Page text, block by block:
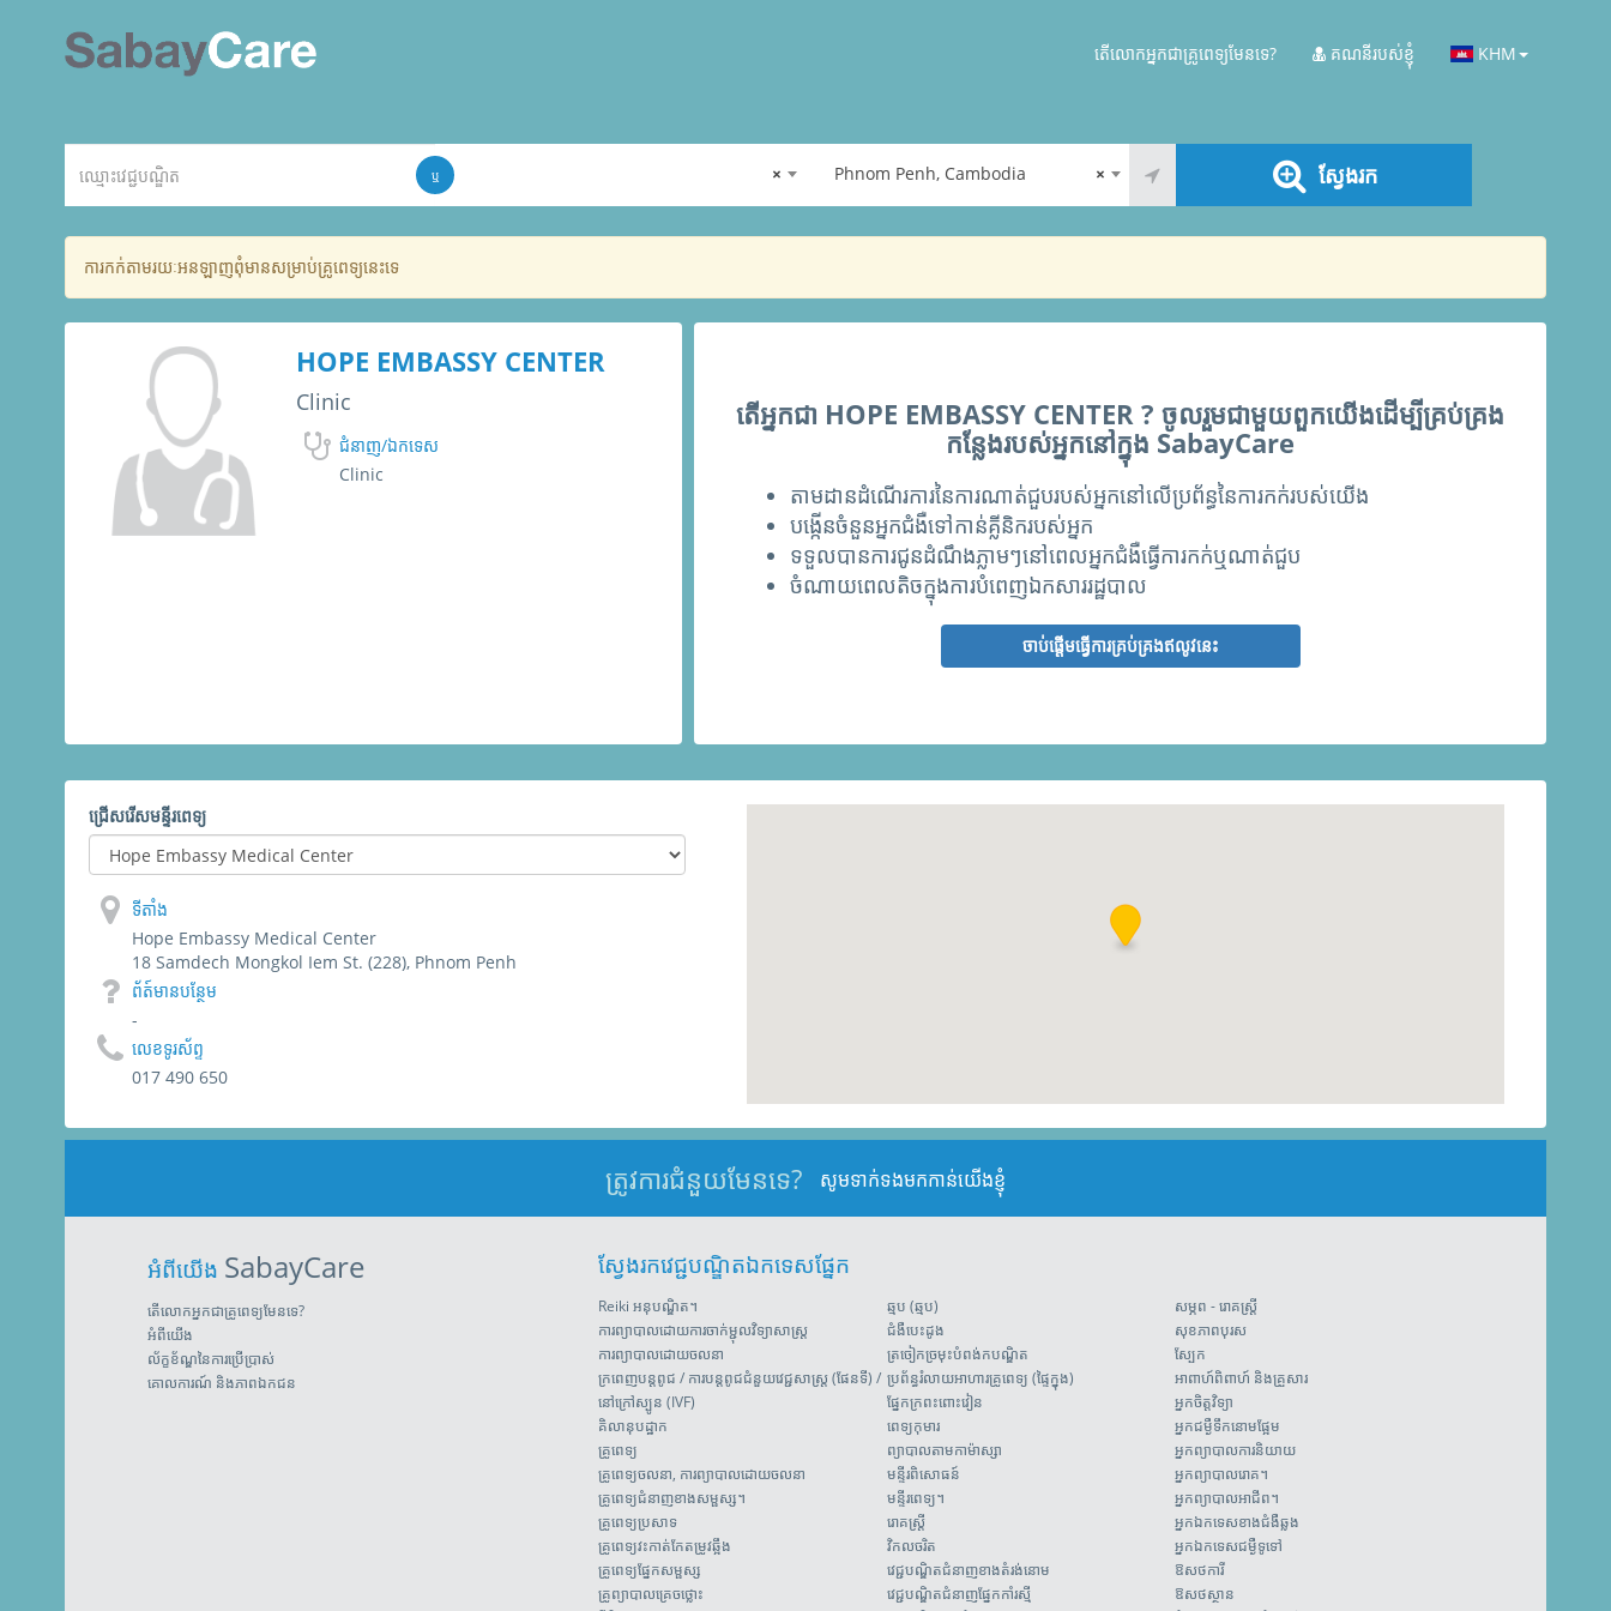
តើលោកអ្នកជាគ្រូពេទ្យមែនទេ? គណនីរបស់ខ្ញុំ KHM
× ×
Phnom Penh, Cambodia ស្វែងរក
ឬ
ការកក់តាមរយៈអនឡាញពុំមានសម្រាប់គ្រូពេទ្យនេះទេ
HOPE EMBASSY CENTER
Clinic
ជំនាញ/ឯកទេស
Clinic
តើអ្នកជា HOPE EMBASSY CENTER ? ចូលរួមជាមួយពួកយើងដើម្បីគ្រប់គ្រង
កន្លែងរបស់អ្នកនៅក្នុង SabayCare
តាមដានដំណើរការនៃការណាត់ជួបរបស់អ្នកនៅលើប្រព័ន្ធនៃការកក់របស់យើង
បង្កើនចំនួ​នអ្នកជំងឺទៅកាន់គ្លីនិករបស់អ្នក
ទទួលបានការជូនដំណឹងភ្លាមៗនៅពេលអ្នកជំងឺធ្វើការកក់ឬណាត់ជួប
ចំណាយពេលតិចក្នុងការបំពេញឯកសាររដ្ឋបាល
ចាប់ផ្ដើមធ្វើការគ្រប់គ្រងឥលូវនេះ
ជ្រើសរើសមន្ទីរពេទ្យ
ទីតាំង
Hope Embassy Medical Center
18 Samdech Mongkol Iem St. (228), Phnom Penh
ព័​ត៍​មាន​បន្ថែម
-
លេខទូរស័ព្ទ
017 490 650
ត្រូវការជំនួយមែនទេ? សូមទាក់ទងមកកាន់យើងខ្ញុំ
អំពីយើង SabayCare
តើលោកអ្នកជាគ្រូពេទ្យមែនទេ?
អំពីយើង
ល័ក្ខខ័ណ្ឌនៃការប្រើប្រាស់
គោលការណ៍ និងភាពឯកជន
ស្វែងរកវេជ្ជបណ្ឌិតឯកទេសផ្នែក
Reiki អនុបណ្ឌិត។
ការព្យាបាលដោយការចាក់ម្ជុលវិទ្យាសាស្រ្ត
ការព្យាបាលដោយចលនា
ក្រពេញបន្តពូជ / ការបន្តពូជជំនួយវេជ្ជសាស្រ្ត (ផែនទី) /
នៅក្រៅស្បូន (IVF)
គិលានុបដ្ឋាក
គ្រូពេទ្យ
គ្រូពេទ្យចលនា, ការព្យាបាលដោយចលនា
គ្រូពេទ្យជំនាញខាងសម្ផស្ស។
គ្រូពេទ្យប្រសាទ
គ្រូពេទ្យវះកាត់កែតម្រូវឆ្អឹង
គ្រូពេទ្យ​ផ្នែកសម្ផស្ស
គ្រូព្យាបាលគ្រេចថ្លោះ
ឆ្មប (ឆ្មប)
ជំងឺបេះដូង
ត្រចៀកច្រមុះបំពង់កបណ្ឌិត
ប្រព័ន្ធរំលាយអាហារគ្រូពេទ្យ (ផ្ទៃក្នុង)
ផ្នែកក្រពះពោះវៀន
ពេទ្យកុមារ
ព្យាបាលតាមកាម៉ាស្សា
មន្ទីរពិសោធន៍
មន្ទីរពេទ្យ។
រោគស្ត្រី
វិកលចរិត
វេជ្ជបណ្ឌិតជំនាញខាងតំរង់នោម
វេជ្ជបណ្ឌិតជំនាញផ្នែកកាំរស្មី
សម្ភព - រោគស្ត្រី
សុខភាពបុរស
ស្បែក
អាពាហ៍ពិពាហ៍ និងគ្រួសារ
អ្នកចិត្តវិទ្យា
អ្នកជម្ងឺទឹកនោមផ្អែម
អ្នកព្យាបាលការនិយាយ
អ្នកព្យាបាលរោគ។
អ្នកព្យាបាលអាជីព។
អ្នកឯកទេសខាងជំងឺឆ្លង
អ្នកឯកទេសជម្ងឺទូទៅ
ឱសថការី
ឱសថស្ថាន